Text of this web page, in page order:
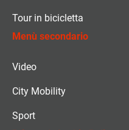
Tour in bicicletta
Menù secondario
Video
City Mobility
Sport